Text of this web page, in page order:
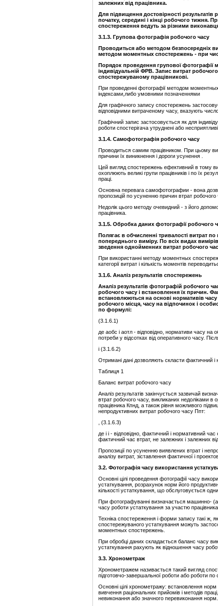
залежних від працівника.
Для підвищення достовірності
початку, середині і кінці робочого тижня.
спостереження ведуть за різними
3.1.3. Групова фотографія робочого часу
Проводиться або методом безпосередніх
методом моментных спостережень - при
Порядок проведення групової фотографії
індивідуальній ФРВ. Запис витрат
спостережуваному працівникові.
При проведенні фотографії методом
індексами,либо умовними позначеннями
Для графічного запису спостережень
відповідними витраченому часу, вказують
Графічний запис застосовується як для
роботи спостерігача утруднені або
3.1.4. Самофотографія робочого часу
Проводиться самим працівником. При цьому
причини їх виникнення і дороги усунення .
Цей вигляд спостережень ефективний в тому
охоплюють великі групи працівників і по їх
праці.
Основна перевага самофотографии - вона
пропозицій по усуненню причин втрат робочого
Недолік цього методу очевидний - з його
працівника.
3.1.5. Обробка даних фотографії робочого
Полягає в обчисленні тривалості витрат по
попереднього виміру. По всіх видах
зведення однойменних витрат робочого
При використанні методу моментных
категорії витрат і кількість моментів
3.1.6. Аналіз результатів спостережень
Аналіз результатів фотографій робочого
робочого часу і встановлення їх причин.
встановлюються на основі нормативів
робочого місця, часу на відпочинок і
по формулі:
(3.1.6.1)
де аобс і аотл - відповідно, нормативи часу на
потреби у відсотках від оперативного часу.
і (3.1.6.2)
Отримані дані дозволяють скласти фактичний
Таблиця 1
Баланс витрат робочого часу
Аналіз результатів закінчується зазвичай
втрат робочого часу, викликаних недоліками в
працівника Кпнд, а також рівня можливого
непродуктивних витрат робочого часу Ппт:
, (3.1.6.3)
де і і - відповідно, фактичний і нормативний час
фактичний час втрат, не залежних і залежних
Пропозиції по усуненню виявлених втрат і
аналізу витрат, зіставлення фактичної і
3.2. Фотографія часу використання
Основні цілі проведення фотографії часу
устаткування, розрахунок норм його
кількості устаткування, що обслуговується
При фотографуванні визначається машинно-
часу роботи устаткування за участю
Техніка спостереження і форми запису такі ж,
спостережуваного устаткування можуть
моментных спостережень.
При обробці даних складається баланс часу
устаткування рахують як відношення часу
3.3. Хронометраж
Хронометражем називається такий вигляд
підготовчо-завершальної роботи або роботи
Основні цілі хронометражу: встановлення
вивчення раціональних прийомів і методів
невиконання або значного перевиконання норм.